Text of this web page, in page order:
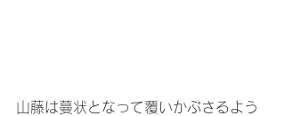
山藤は蔓状となって覆いかぶさるよう